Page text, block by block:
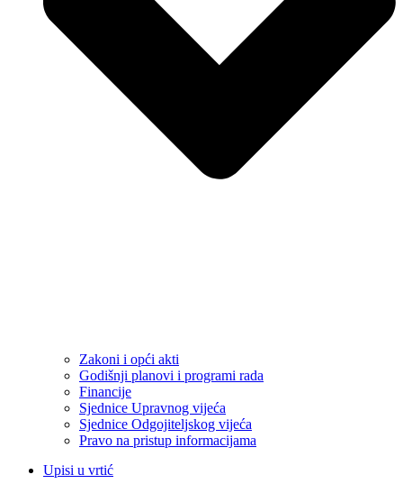
Zakoni i opći akti
Godišnji planovi i programi rada
Financije
Sjednice Upravnog vijeća
Sjednice Odgojiteljskog vijeća
Pravo na pristup informacijama
Upisi u vrtić